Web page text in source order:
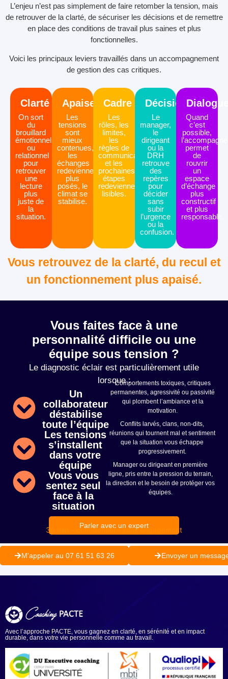
L’enjeu n’est pas simplement de faire retomber la tension, mais
de retrouver de la clarté, de sécuriser les décisions et de remettre
en place des conditions de travail plus saines et plus
fonctionnelles.
Voici les principaux leviers travaillés dans un accompagnement
de gestion des cas critiques.
Clarté
On sort
du
brouillard
émotionnel
ou
relationnel
pour
retrouver
une
lecture
plus
juste de
la
situation.
Apaisement
Les
tensions
sont
mieux
contenues,
les
échanges
redeviennent
plus
posés, le
climat se
stabilise.
Cadre
Les
rôles, les
limites,
les
règles de
communication
et les
prochaines
étapes
redeviennent
lisibles.
Décision
Le
manager,
le
dirigeant
ou la
DRH
retrouve
des
repères
pour
décider
sans
subir
l’urgence
ou la
confusion.
Quand
c’est
possible,
permet
de
rouvrir
un
espace
d’échange
plus
constructif
et plus
responsable.
Vous retrouvez de la clarté, du recul et
un fonctionnement plus apaisé.
Vous faites face à une
personnalité difficile ou une
équipe sous tension ?
Le diagnostic éclair est particulièrement utile
lorsque :
Un
collaborateur
déstabilise
toute l’équipe
Comportements toxiques, critiques
permanentes, agressivité ou passivité
qui plombent l’ambiance et la
motivation.
Les tensions
s’installent
dans votre
équipe
Conflits larvés, clans, non-dits,
réunions qui tournent mal et sentiment
que la situation vous échappe
progressivement.
Vous vous
sentez seul
face à la
situation
Manager ou dirigeant en première
ligne, pris entre la pression du terrain,
la direction et le besoin de protéger vos
équipes.
Parler avec un expert
30 min – confidentiel – sans engagement
M'appeler au 07 61 51 63 26 Envoyer un
Avec l’approche PACTE, vous gagnez en clarté, en sérénité et en impact
durable, dans votre vie personnelle comme au travail.